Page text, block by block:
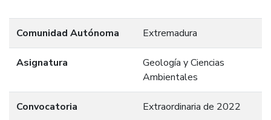
Comunidad Autónoma Extremadura
Asignatura
Geología y Ciencias
Ambientales
Convocatoria Extraordinaria de 2022